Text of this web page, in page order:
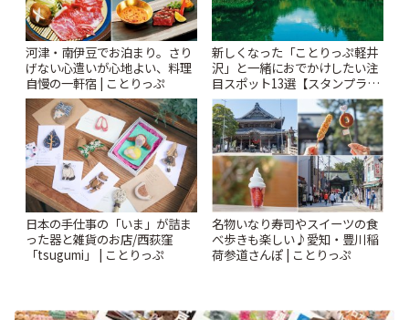
河津・南伊豆でお泊まり。さり
げない心遣いが心地よい、料理
自慢の一軒宿 | ことりっぷ
新しくなった「ことりっぷ軽井
沢」と一緒におでかけしたい注
目スポット13選【スタンプラリ
ー開催中】 | ことりっぷ
日本の手仕事の「いま」が詰ま
った器と雑貨のお店/西荻窪
「tsugumi」 | ことりっぷ
名物いなり寿司やスイーツの食
べ歩きも楽しい♪愛知・豊川稲
荷参道さんぽ | ことりっぷ